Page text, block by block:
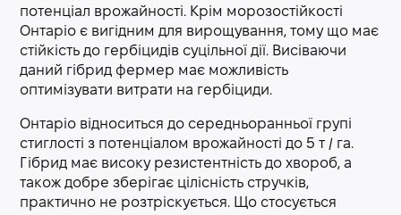
потенціал врожайності. Крім морозостійкості
Онтаріо є вигідним для вирощування, тому що має
стійкість до гербіцидів суцільної дії. Висіваючи
даний гібрид фермер має можливість
оптимізувати витрати на гербіциди.
Онтаріо відноситься до середньоранньої групі
стиглості з потенціалом врожайності до 5 т / га.
Гібрид має високу резистентність до хвороб, а
також добре зберігає цілісність стручків,
практично не розтріскується. Що стосується